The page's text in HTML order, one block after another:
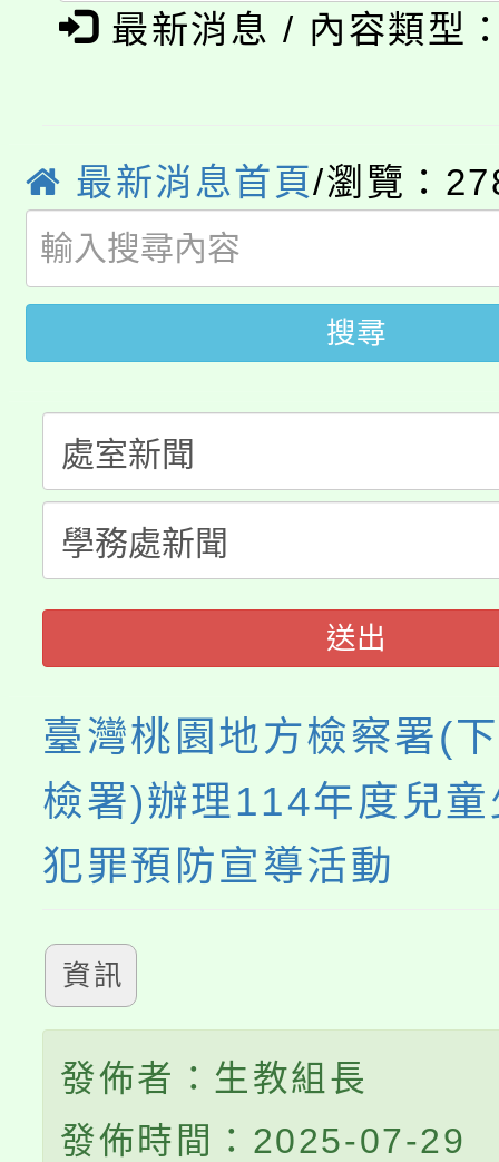
場熱烈登場!
8/21下午1時於龍潭區
開!
115年桃園市運動會8/
田徑場及游泳池舉行。
桃園市低收入戶享有免
視費優惠，中低收入戶
半價優惠，詳情可洽有
者。
大園自造教育及科技中
份教師增能研習
大溪自造教育及科技中
份教師研習
淨零綠生活教案入校路
會
115年食農教育專業人
程
最新消息 / 內容類型
最新消息首頁/瀏覽：
搜尋
送出
臺灣桃園地方檢察署(
檢署)辦理114年度兒
犯罪預防宣導活動
資訊
發佈者：生教組長
發佈時間：2025-07-29